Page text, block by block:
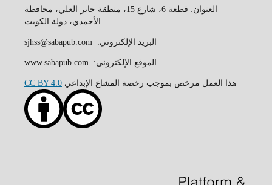
العنوان: قطعة 6، شارع 15، منطقة جابر العلي، محافظة
الأحمدي، دولة الكويت
البريد الإلكتروني: sjhss@sabapub.com
الموقع الإلكتروني: www.sabapub.com
هذا العمل مرخص بموجب رخصة المشاع الإبداعيCC BY 4.0